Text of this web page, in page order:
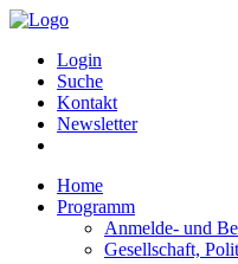
Login
Suche
Kontakt
Newsletter
Home
Programm
Anmelde- und
Gesellschaft,